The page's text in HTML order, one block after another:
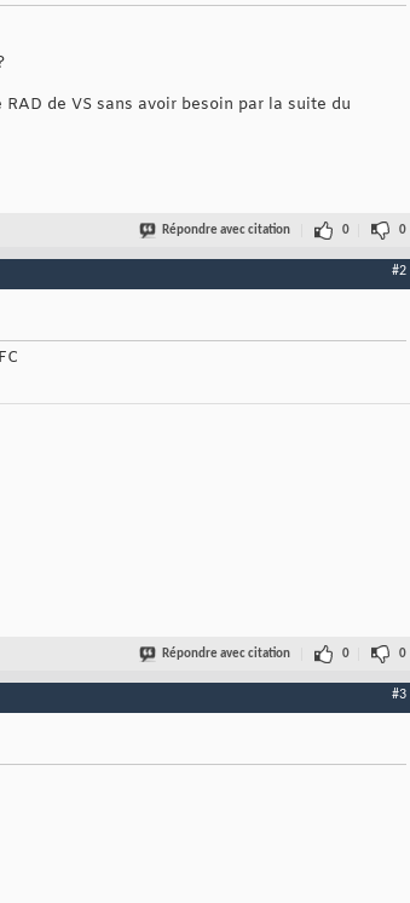
de VS sans avoir besoin par la suite du
Répondre avec citation 0 0
#2
Répondre avec citation 0 0
#3